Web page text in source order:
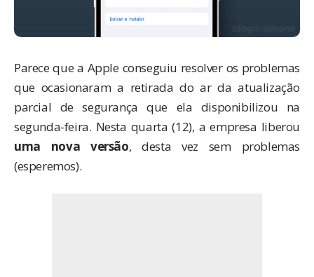
Parece que a Apple conseguiu resolver os problemas
que ocasionaram a retirada do ar daatualização
parcial de segurança que ela disponibilizou na
segunda-feira. Nesta quarta (12), a empresa liberou
uma nova versão, desta vez sem problemas
(esperemos).